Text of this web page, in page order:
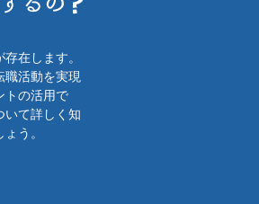
在します。
職活動を実現
トの活用で
いて詳しく知
う。